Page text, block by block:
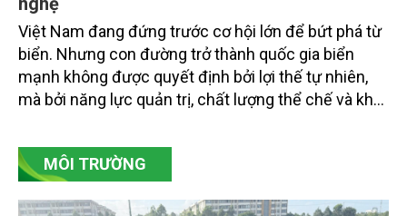
Việt Nam đang đứng trước cơ hội lớn để bứt phá từ
biển. Nhưng con đường trở thành quốc gia biển
mạnh không được quyết định bởi lợi thế tự nhiên,
mà bởi năng lực quản trị, chất lượng thể chế và khả
nguyên kinh tế biển xanh.
MÔI TRƯỜNG